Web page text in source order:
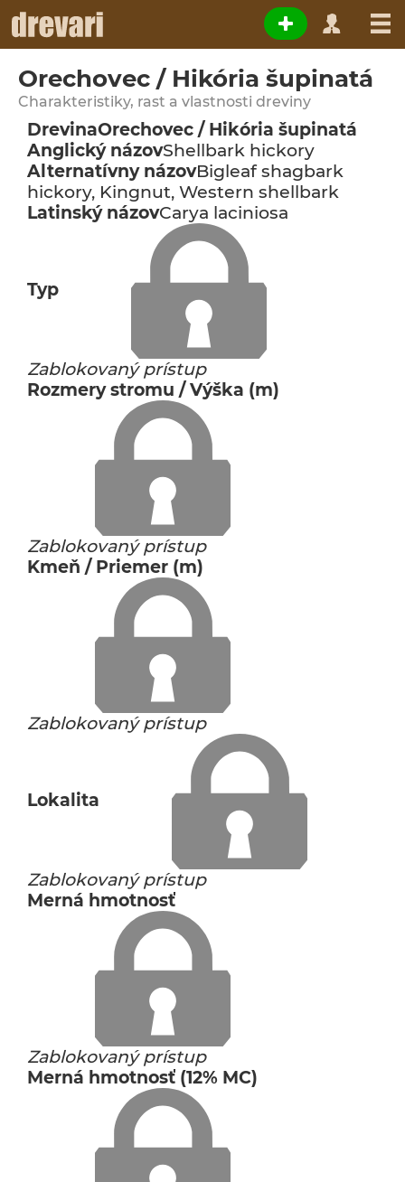
Orechovec / Hikória šupinatá
Charakteristiky, rast a vlastnosti dreviny
DrevinaOrechovec / Hikória šupinatá
Anglický názovShellbark hickory
Alternatívny názovBigleaf shagbark
hickory, Kingnut, Western shellbark
Latinský názovCarya laciniosa
Typ
Zablokovaný prístup
Rozmery stromu / Výška (m)
Zablokovaný prístup
Kmeň / Priemer (m)
Zablokovaný prístup
Lokalita
Zablokovaný prístup
Merná hmotnosť
Zablokovaný prístup
Merná hmotnosť (12% MC)